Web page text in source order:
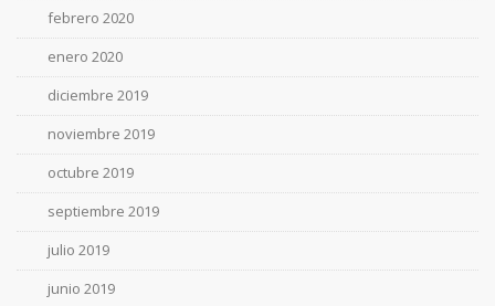
febrero 2020
enero 2020
diciembre 2019
noviembre 2019
octubre 2019
septiembre 2019
julio 2019
junio 2019